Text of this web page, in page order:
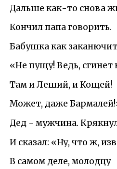
Дальше как-то снова
Кончил папа говорить.
Бабушка как
«Не пущу! Ведь, сгинет
Там и Леший, и Кощей!
Может, даже
Дед - мужчина.
И сказал: «Ну, что ж,
В самом деле, молодцу